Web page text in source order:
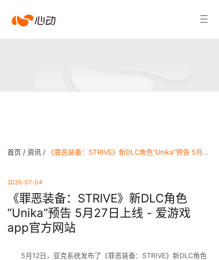
爱搜索结果
首页 / 资讯 / 《罪恶装备：STRIVE》新DLC角色“Unika”预告 5月27日上线 - 爱游戏app官方网站
2026-07-04
《罪恶装备：STRIVE》新DLC角色
“Unika”预告 5月27日上线 - 爱游戏
app官方网站
5月12日，亚克系统发布了《罪恶装备：STRIVE》新DLC角色